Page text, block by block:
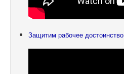
Защитим рабочее достоинство